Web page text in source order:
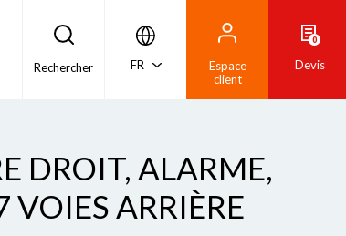
Rechercher
FR
Espace
client
0
Devis
DROIT, ALARME,
ARRIÈRE